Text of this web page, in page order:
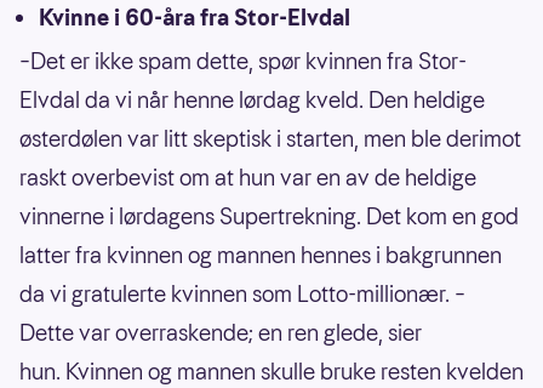
Kvinne i 60-åra fra Stor-Elvdal
–Det er ikke spam dette, spør kvinnen fra Stor-
Elvdal da vi når henne lørdag kveld. Den heldige
østerdølen var litt skeptisk i starten, men ble derimot
raskt overbevist om at hun var en av de heldige
vinnerne i lørdagens Supertrekning. Det kom en god
latter fra kvinnen og mannen hennes i bakgrunnen
da vi gratulerte kvinnen som Lotto-millionær. –
Dette var overraskende; en ren glede, sier
hun. Kvinnen og mannen skulle bruke resten kvelden